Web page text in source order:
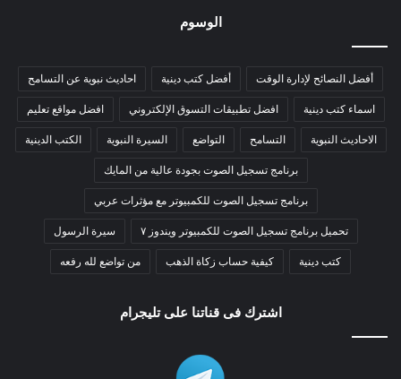
الوسوم
أفضل النصائح لإدارة الوقت أفضل كتب دينية احاديث نبوية عن التسامح
اسماء كتب دينية افضل تطبيقات التسوق الإلكتروني افضل مواقع تعليم
الاحاديث النبوية التسامح التواضع السيرة النبوية الكتب الدينية
برنامج تسجيل الصوت بجودة عالية من المايك
برنامج تسجيل الصوت للكمبيوتر مع مؤثرات عربي
تحميل برنامج تسجيل الصوت للكمبيوتر ويندوز ٧ سيرة الرسول
كتب دينية كيفية حساب زكاة الذهب من تواضع لله رفعه
اشترك فى قناتنا على تليجرام